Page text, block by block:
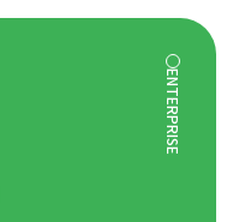
ENTERPRISE